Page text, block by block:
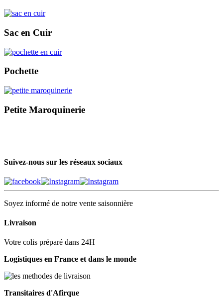
Sac en Cuir
Pochette
Petite Maroquinerie
Suivez-nous sur les réseaux sociaux
Soyez informé de notre vente saisonnière
Livraison
Votre colis préparé dans 24H
Logistiques en France et dans le monde
Transitaires d'Afirque